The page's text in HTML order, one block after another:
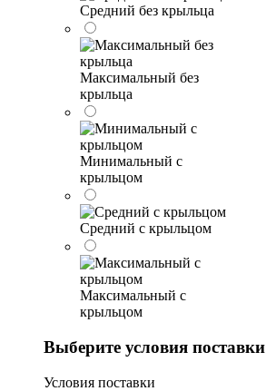
Средний без крыльца
Максимальный без
крыльца
Минимальный с
крыльцом
Средний с крыльцом
Максимальный с
крыльцом
Выберите условия поставки
Условия поставки